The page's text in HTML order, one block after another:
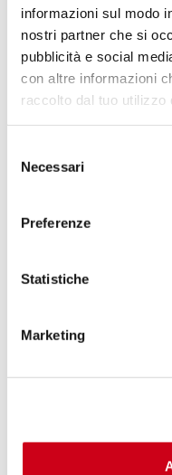
informazioni sul modo
nostri partner che si
pubblicità e social
con altre informazioni
raccolto dal tuo utilizzo
delNecessari
Preferenze
Statistiche
Marketing
1 740,00 CHF